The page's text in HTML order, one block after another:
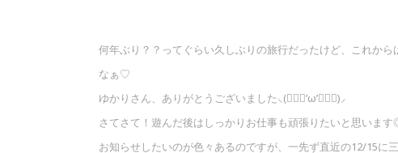
何年ぶり？？ってぐらい久しぶりの旅行だったけど、これか
なぁ♡
ゆかりさん、ありがとうございました⸜(๑⃙⃘’ω’๑⃙⃘)⸝
さてさて！遊んだ後はしっかりお仕事も頑張りたいと思いま
お知らせしたいのが色々あるのですが、一先ず直近の12/15に